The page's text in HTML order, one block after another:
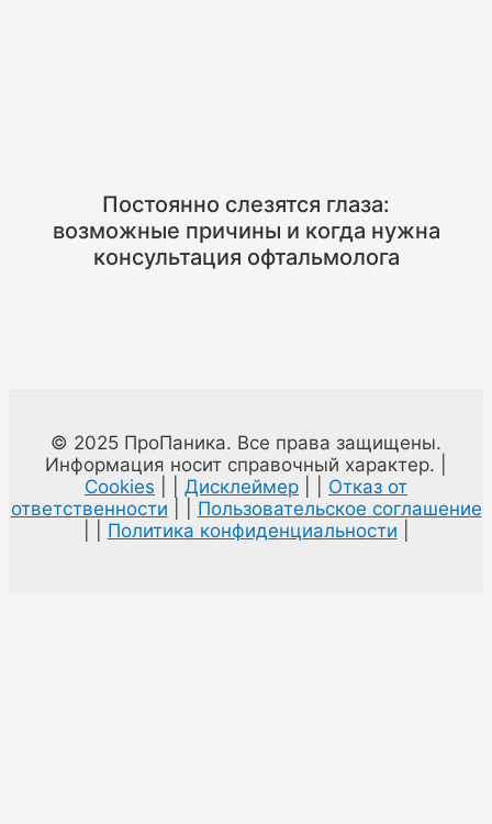
Постоянно слезятся глаза:
возможные причины и когда нужна
консультация офтальмолога
© 2025 ПроПаника. Все права защищены.
Информация носит справочный характер. |
Cookies
Дисклеймер
Отказ от
ответственности
Пользовательское соглашение
Политика конфиденциальности